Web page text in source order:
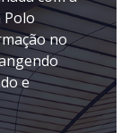
Polo
no
e